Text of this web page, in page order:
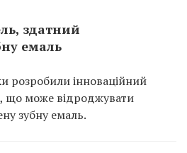
здатний
емаль
розробили інноваційний
що може відроджувати
зубну емаль.